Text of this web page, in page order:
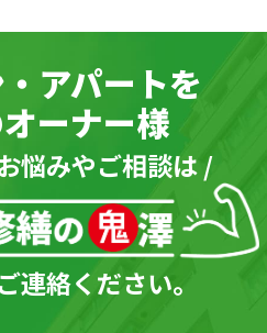
アパートを
ーナー様
悩みやご相談は /
連絡ください。